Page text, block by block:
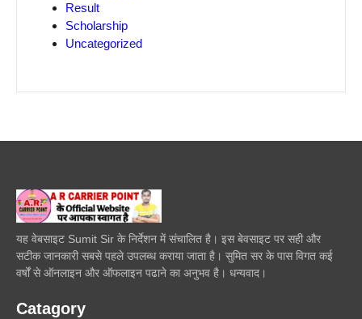
Result
Scholarship
Uncategorized
यह वेबसाइट Sumit Sir के निर्देशन में संचालित है। इस बेवसाइट पर सही और
सटीक जानकारी सबसे पहले उपलब्ध कराया जाता है। सुमित सर के पास विगत कई
वर्षों से ऑनलाइन और ऑफलाइन पढाने का अनुभव है। धन्यवाद।
Catagory